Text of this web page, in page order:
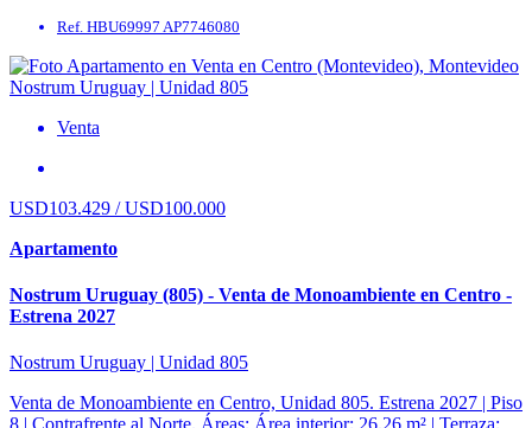
Ref. HBU69997 AP7746080
Venta
USD103.429 / USD100.000
Apartamento
Nostrum Uruguay (805) - Venta de Monoambiente en Centro -
Estrena 2027
Nostrum Uruguay | Unidad 805
Venta de Monoambiente en Centro, Unidad 805. Estrena 2027 | Piso